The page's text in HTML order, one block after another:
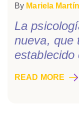
By Mariela
La
nueva, que
establecido
READ MORE